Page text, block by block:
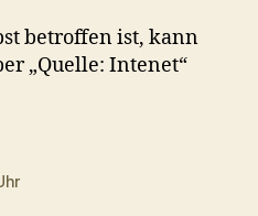
betroffen ist, kann
„Quelle: Intenet“